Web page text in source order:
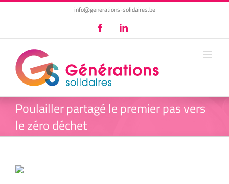
au
info@generations-solidaires.be
FacebookLinkedIn
Poulailler partagé le premier pas vers
le zéro déchet